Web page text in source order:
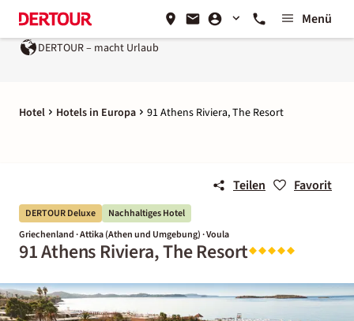
Menü
DERTOUR – macht Urlaub
Hotel Hotels in Europa 91 Athens Riviera, The Resort
Teilen Favorit
DERTOUR Deluxe
Nachhaltiges Hotel
Griechenland · Attika (Athen und Umgebung) · Voula
91 Athens Riviera, The Resort